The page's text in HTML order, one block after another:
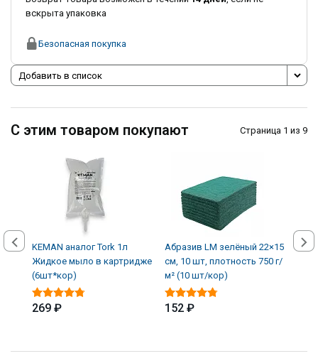
вскрыта упаковка
Безопасная покупка
Добавить в список
С этим товаром покупают Страница 1 из 9
KEMAN аналог Tork 1л
Жидкое мыло в картридже
(6шт*кор)
269 ₽
Абразив LM зелёный 22×15
см, 10 шт, плотность 750 г/
м² (10 шт/кор)
152 ₽